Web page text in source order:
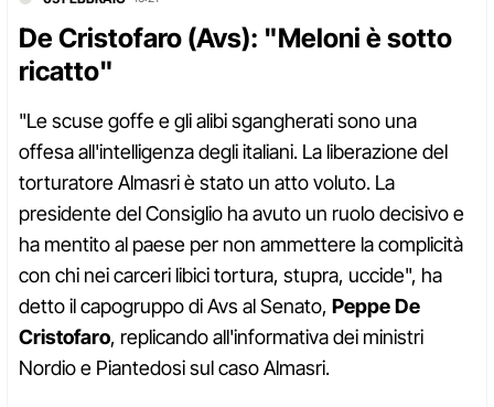
De Cristofaro (Avs): "Meloni è sotto
ricatto"
"Le scuse goffe e gli alibi sgangherati sono una
offesa all'intelligenza degli italiani. La liberazione del
torturatore Almasri è stato un atto voluto. La
presidente del Consiglio ha avuto un ruolo decisivo e
ha mentito al paese per non ammettere la complicità
con chi nei carceri libici tortura, stupra, uccide", ha
detto il capogruppo di Avs al Senato, Peppe De
Cristofaro, replicando all'informativa dei ministri
Nordio e Piantedosi sul caso Almasri.